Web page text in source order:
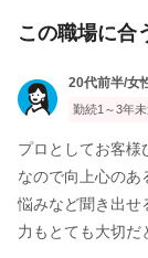
この職場に合
20代前半/女
勤続1～3年
プロとしてお客様
なので向上心のあ
悩みなど聞き出せ
力もとても大切だ